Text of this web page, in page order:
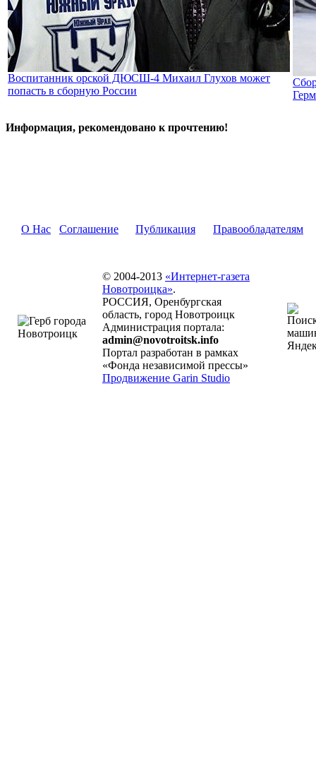
Воспитанник орской ДЮСШ-4 Михаил Глухов может
попасть в сборную России
Информация, рекомендовано к прочтению!
О Нас Соглашение Публикация Правообладателям
© 2004-2013 «Интернет-газета
Новотроицка».
РОССИЯ, Оренбургская
область, город Новотроицк
Администрация портала:
admin@novotroitsk.info
Портал разработан в рамках
«Фонда независимой прессы»
Продвижение Garin Studio